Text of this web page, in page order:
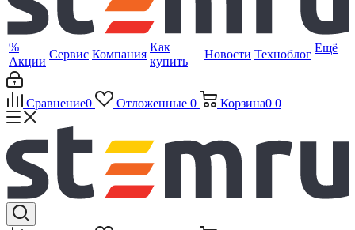
%
Акции
Сервис Компания
Как
купить
Новости Техноблог Ещё
Сравнение0 Отложенные 0 Корзина0 0